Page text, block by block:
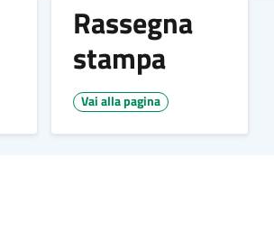
Rassegna
stampa
Vai alla pagina